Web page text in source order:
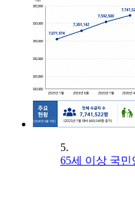
5.
65세 이상 국민